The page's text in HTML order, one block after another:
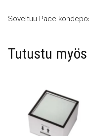
Soveltuu Pace
Tutustu myös